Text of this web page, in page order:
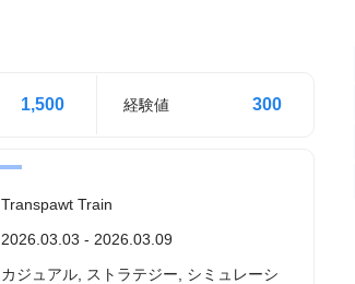
1,500 経験値 300
Transpawt Train
2026.03.03 - 2026.03.09
カジュアル, ストラテジー, シミュレーシ